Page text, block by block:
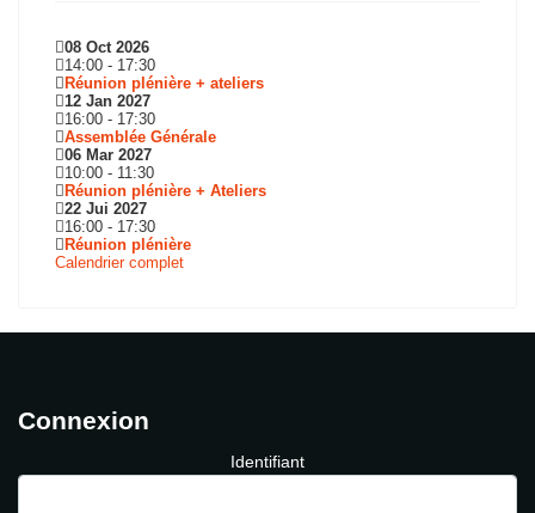
08 Oct 2026
14:00 - 17:30
Réunion plénière + ateliers
12 Jan 2027
16:00 - 17:30
Assemblée Générale
06 Mar 2027
10:00 - 11:30
Réunion plénière + Ateliers
22 Jui 2027
16:00 - 17:30
Réunion plénière
Calendrier complet
Connexion
Identifiant